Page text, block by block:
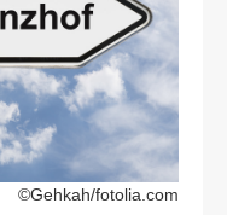
©Gehkah/fotolia.com